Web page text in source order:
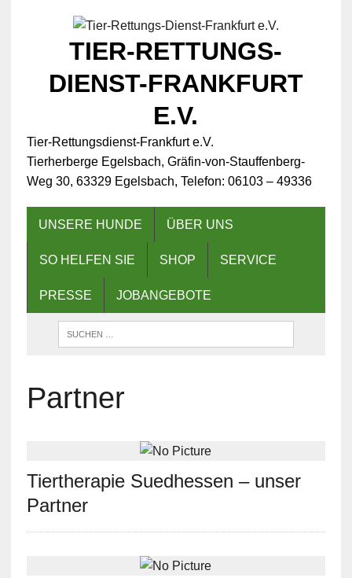
TIER-RETTUNGS-
DIENST-FRANKFURT
E.V.
Tier-Rettungsdienst-Frankfurt e.V.
Tierherberge Egelsbach, Gräfin-von-Stauffenberg-
Weg 30, 63329 Egelsbach, Telefon: 06103 – 49336
UNSERE HUNDE ÜBER UNS
SO HELFEN SIE SHOP SERVICE
PRESSE JOBANGEBOTE
Partner
Tiertherapie Suedhessen – unser
Partner